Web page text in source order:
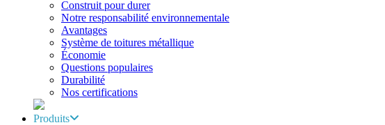
Construit pour durer
Notre responsabilité environnementale
Avantages
Système de toitures métallique
Économie
Questions populaires
Durabilité
Nos certifications
Produits